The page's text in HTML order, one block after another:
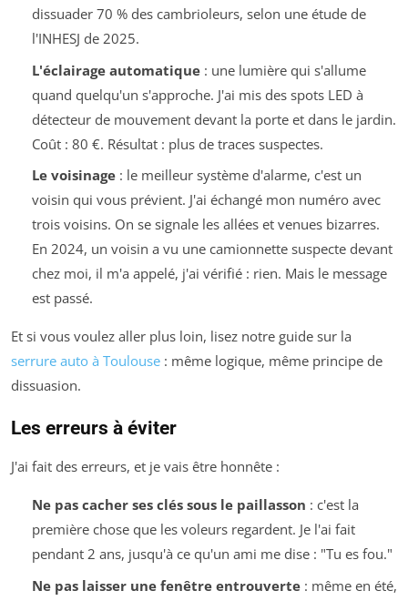
dissuader 70 % des cambrioleurs, selon une étude de
l'INHESJ de 2025.
L'éclairage automatique: une lumière qui s'allume
quand quelqu'un s'approche. J'ai mis des spots LED à
détecteur de mouvement devant la porte et dans le jardin.
Coût : 80 €. Résultat : plus de traces suspectes.
Le voisinage: le meilleur système d'alarme, c'est un
voisin qui vous prévient. J'ai échangé mon numéro avec
trois voisins. On se signale les allées et venues bizarres.
En 2024, un voisin a vu une camionnette suspecte devant
chez moi, il m'a appelé, j'ai vérifié : rien. Mais le message
est passé.
Et si vous voulez aller plus loin, lisez notre guide sur la
serrure auto à Toulouse : même logique, même principe de
dissuasion.
Les erreurs à éviter
J'ai fait des erreurs, et je vais être honnête :
Ne pas cacher ses clés sous le paillasson : c'est la
première chose que les voleurs regardent. Je l'ai fait
pendant 2 ans, jusqu'à ce qu'un ami me dise : "Tu es fou."
Ne pas laisser une fenêtre entrouverte: même en été,